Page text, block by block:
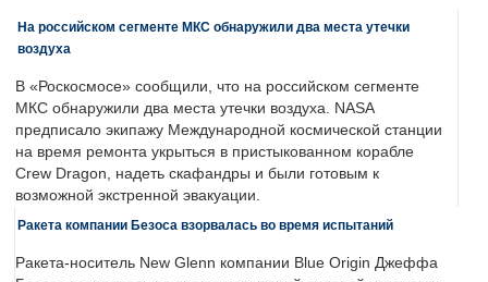
На российском сегменте МКС обнаружили два места утечки
воздуха
В «Роскосмосе» сообщили, что на российском сегменте
МКС обнаружили два места утечки воздуха. NASA
предписало экипажу Международной космической станции
на время ремонта укрыться в пристыкованном корабле
Crew Dragon, надеть скафандры и были готовым к
возможной экстренной эвакуации.
Ракета компании Безоса взорвалась во время испытаний
Ракета-носитель New Glenn компании Blue Origin Джеффа